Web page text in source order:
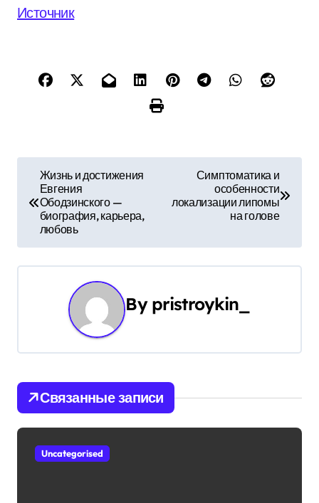
Источник
и
ц
и
я
п
Жизнь и достижения
Евгения
Ободзинского —
биография, карьера,
любовь
Симптоматика и
особенности
локализации липомы
на голове
By pristroykin_
Связанные записи
Uncategorised